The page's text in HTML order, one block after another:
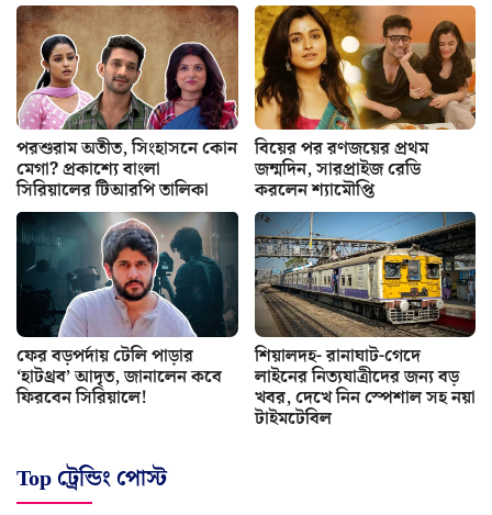
পরশুরাম অতীত, সিংহাসনে কোন
মেগা? প্রকাশ্যে বাংলা
সিরিয়ালের টিআরপি তালিকা
বিয়ের পর রণজয়ের প্রথম
জন্মদিন, সারপ্রাইজ রেডি
করলেন শ্যামৌপ্তি
ফের বড়পর্দায় টেলি পাড়ার
‘হাটথ্রব’ আদৃত, জানালেন কবে
ফিরবেন সিরিয়ালে!
শিয়ালদহ- রানাঘাট-গেদে
লাইনের নিত্যযাত্রীদের জন্য বড়
খবর, দেখে নিন স্পেশাল সহ নয়া
টাইমটেবিল
Top ট্রেন্ডিং পোস্ট